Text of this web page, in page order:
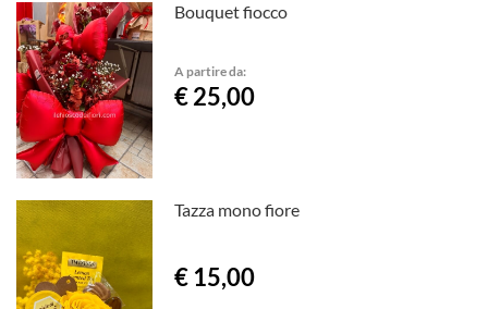
Bouquet fiocco
A partire da:
€ 25,00
Tazza mono fiore
€ 15,00